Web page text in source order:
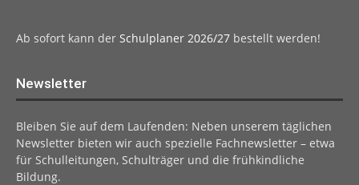
Ab sofort kann der Schulplaner 2026/27 bestellt werden!
Newsletter
Bleiben Sie auf dem Laufenden: Neben unserem täglichen
Newsletter bieten wir auch spezielle Fachnewsletter – etwa
für Schulleitungen, Schulträger und die frühkindliche
Bildung.